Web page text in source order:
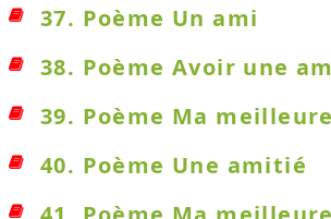
37. Poème Un ami
38. Poème Avoir une
39. Poème Ma
40. Poème Une amitié